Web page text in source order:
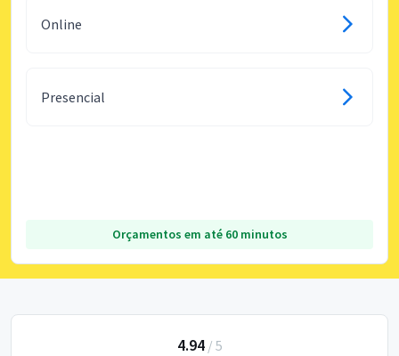
Online
Presencial
Orçamentos em até 60 minutos
4.94/ 5